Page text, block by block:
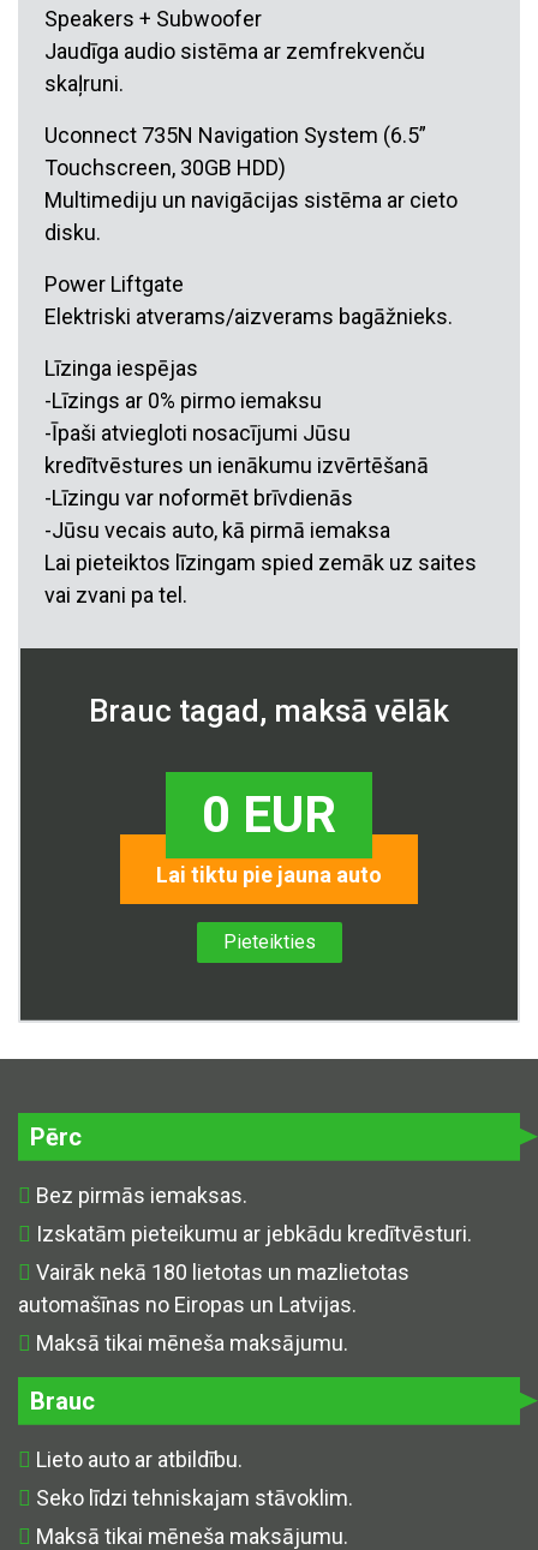
Speakers + Subwoofer
Jaudīga audio sistēma ar zemfrekvenču
skaļruni.
Uconnect 735N Navigation System (6.5”
Touchscreen, 30GB HDD)
Multimediju un navigācijas sistēma ar cieto
disku.
Power Liftgate
Elektriski atverams/aizverams bagāžnieks.
Līzinga iespējas
-Līzings ar 0% pirmo iemaksu
-Īpaši atviegloti nosacījumi Jūsu
kredītvēstures un ienākumu izvērtēšanā
-Līzingu var noformēt brīvdienās
-Jūsu vecais auto, kā pirmā iemaksa
Lai pieteiktos līzingam spied zemāk uz saites
vai zvani pa tel.
Brauc tagad, maksā vēlāk
0 EUR
Lai tiktu pie jauna auto
Pieteikties
Pērc
Bez pirmās iemaksas.
Izskatām pieteikumu ar jebkādu kredītvēsturi.
Vairāk nekā 180 lietotas un mazlietotas
automašīnas no Eiropas un Latvijas.
Maksā tikai mēneša maksājumu.
Brauc
Lieto auto ar atbildību.
Seko līdzi tehniskajam stāvoklim.
Maksā tikai mēneša maksājumu.